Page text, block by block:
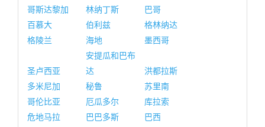
哥斯达黎加
林纳丁斯
巴哥
百慕大
伯利兹
格林纳达
格陵兰
海地 墨西哥
圣卢西亚
安提瓜和巴布
达
洪都拉斯
多米尼加
秘鲁
苏里南
哥伦比亚
厄瓜多尔
库拉索
危地马拉
巴巴多斯
巴西